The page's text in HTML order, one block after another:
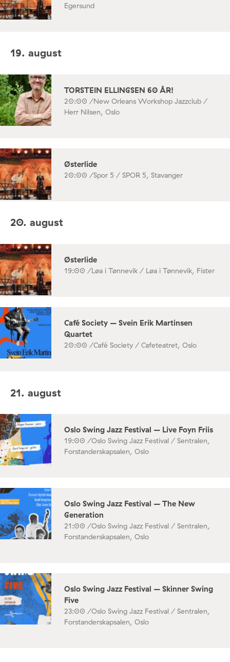
Egersund
19. august
TORSTEIN ELLINGSEN 60 ÅR!
20:00 /New Orleans Workshop Jazzclub /
Herr Nilsen, Oslo
Østerlide
20:00 /Spor 5 / SPOR 5, Stavanger
20. august
Østerlide
19:00 /Løa i Tønnevik / Løa i Tønnevik, Fister
Café Society – Svein Erik Martinsen
Quartet
20:00 /Café Society / Cafeteatret, Oslo
21. august
Oslo Swing Jazz Festival – Live Foyn Friis
19:00 /Oslo Swing Jazz Festival / Sentralen,
Forstanderskapsalen, Oslo
Oslo Swing Jazz Festival – The New
Generation
21:00 /Oslo Swing Jazz Festival / Sentralen,
Forstanderskapsalen, Oslo
Oslo Swing Jazz Festival – Skinner Swing
Five
23:00 /Oslo Swing Jazz Festival / Sentralen,
Forstanderskapsalen, Oslo